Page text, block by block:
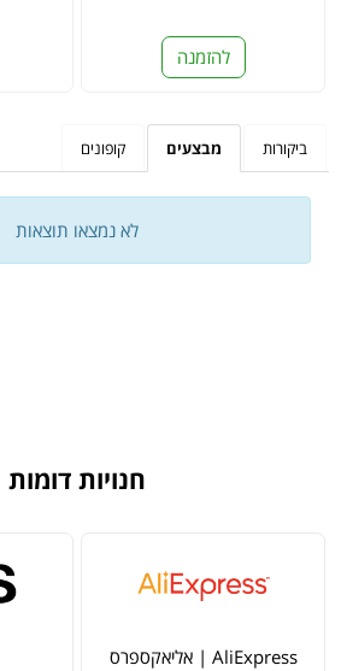
להזמנה
ביקורות מבצעים קופונים
לא נמצאו תוצאות
חנויות דומות
AliExpress | אליאקספרס